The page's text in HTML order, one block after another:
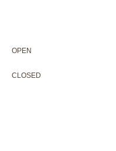
OPEN
CLOSED